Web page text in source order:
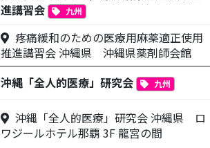
進講習会
九州
疼痛緩和のための医療用麻薬適正使用
推進講習会 沖縄県 沖縄県薬剤師会館
沖縄「全人的医療」研究会 九州
沖縄「全人的医療」研究会 沖縄県 ロ
ワジールホテル那覇 3F 龍宮の間